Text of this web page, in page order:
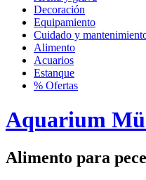
Decoración
Equipamiento
Cuidado y
Alimento
Acuarios
Estanque
% Ofertas
Aquarium
Alimento para